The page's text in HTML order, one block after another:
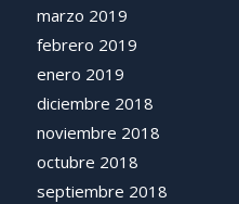
marzo 2019
febrero 2019
enero 2019
diciembre 2018
noviembre 2018
octubre 2018
septiembre 2018